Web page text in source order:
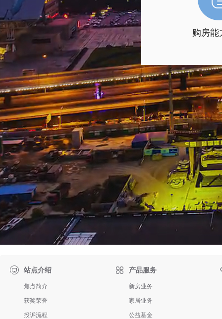
购房能
站点介绍
焦点简介
获奖荣誉
投诉流程
 产品服务
新房业务
家居业务
公益基金